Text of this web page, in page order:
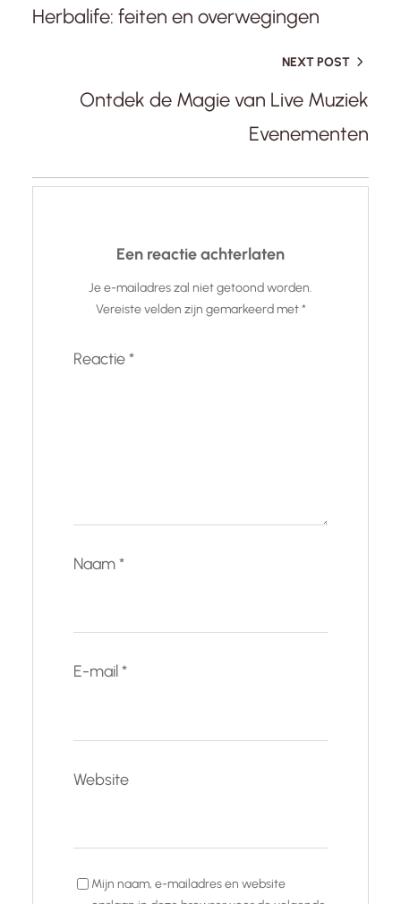
Herbalife: feiten en overwegingen
NEXT POST
Ontdek de Magie van Live Muziek
Evenementen
Een reactie achterlaten
Je e-mailadres zal niet getoond worden.
Vereiste velden zijn gemarkeerd met*
Reactie*
Naam*
E-mail*
Website
Mijn naam, e-mailadres en website